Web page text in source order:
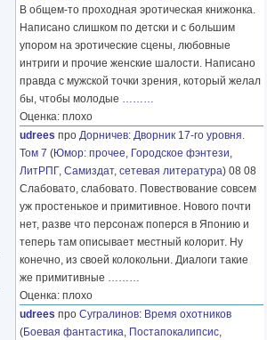
В общем-то проходная эротическая книжонка.
Написано слишком по детски и с большим
упором на эротические сцены, любовные
интриги и прочие женские шалости. Написано
правда с мужской точки зрения, который желал
бы, чтобы молодые ………
Оценка: плохо
udrees про Дорничев: Дворник 17-го уровня.
Том 7 (Юмор: прочее, Городское фэнтези,
ЛитРПГ, Самиздат, сетевая литература) 08 08
Слабовато, слабовато. Повествование совсем
уж простенькое и примитивное. Нового почти
нет, разве что персонаж поперся в Японию и
теперь там описывает местный колорит. Ну
конечно, из своей колокольни. Диалоги такие
же примитивные ………
Оценка: плохо
udrees про Сугралинов: Время охотников
(Боевая фантастика, Постапокалипсис,